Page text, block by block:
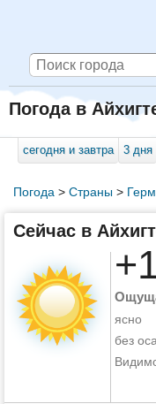
Погода в
сегодня и завтра 3 дня
Погода > Страны>
Сейчас в
ясно
без